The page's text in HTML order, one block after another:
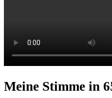
Meine Stimme in